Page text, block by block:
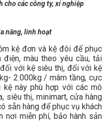
cho các công ty, xí nghiệp
năng, linh hoạt
kệ đơn và kệ đôi để phục
điện, màu theo yêu cầu, tải
với kệ siêu thị, đối với kệ
2.000kg / mâm tầng, cực
này phù hợp với các mô
siêu thị, minimart, cửa hàng
sẵn hàng để phục vụ khách
nơi miễn phí, bảo hành sản